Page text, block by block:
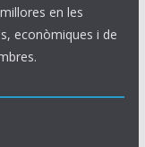
en les
econòmiques i de